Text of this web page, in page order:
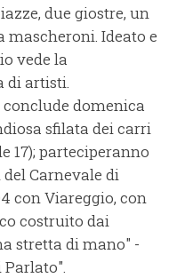
due giostre, un
mascheroni. Ideato e
vede la
di artisti.
domenica
sfilata dei carri
17); parteciperanno
Carnevale di
con Viareggio, con
costruito dai
stretta di mano" -